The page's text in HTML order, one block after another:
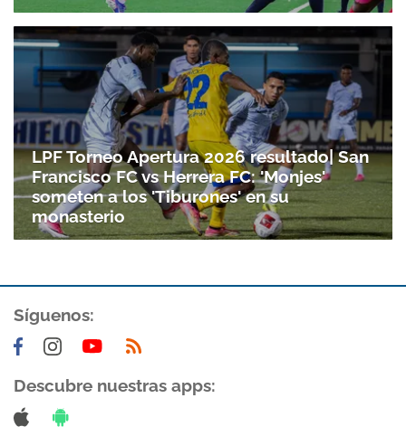
LPF Torneo Apertura 2026 resultado| San
Francisco FC vs Herrera FC: 'Monjes'
someten a los 'Tiburones' en su
monasterio
Síguenos:
Descubre nuestras apps: